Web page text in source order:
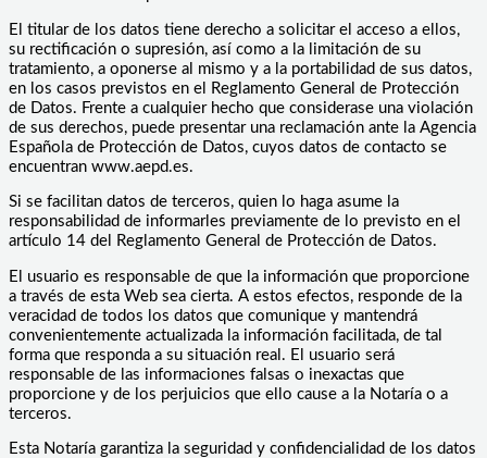
El titular de los datos tiene derecho a solicitar el acceso a ellos,
su rectificación o supresión, así como a la limitación de su
tratamiento, a oponerse al mismo y a la portabilidad de sus datos,
en los casos previstos en el Reglamento General de Protección
de Datos. Frente a cualquier hecho que considerase una violación
de sus derechos, puede presentar una reclamación ante la Agencia
Española de Protección de Datos, cuyos datos de contacto se
encuentran www.aepd.es.
Si se facilitan datos de terceros, quien lo haga asume la
responsabilidad de informarles previamente de lo previsto en el
artículo 14 del Reglamento General de Protección de Datos.
El usuario es responsable de que la información que proporcione
a través de esta Web sea cierta. A estos efectos, responde de la
veracidad de todos los datos que comunique y mantendrá
convenientemente actualizada la información facilitada, de tal
forma que responda a su situación real. El usuario será
responsable de las informaciones falsas o inexactas que
proporcione y de los perjuicios que ello cause a la Notaría o a
terceros.
Esta Notaría garantiza la seguridad y confidencialidad de los datos